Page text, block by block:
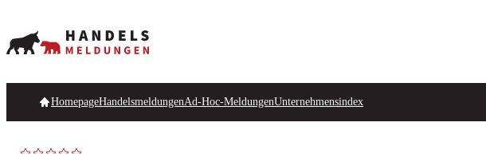
HomepageHandelsmeldungenAd-Hoc-MeldungenUnternehmensindex